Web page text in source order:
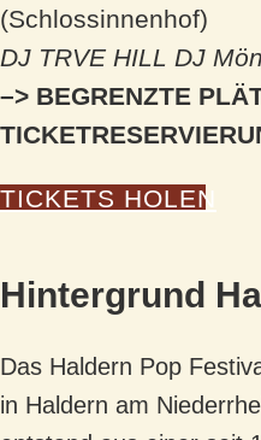
(Schlossinnenhof)
DJ TRVE HILL DJ
–> BEGRENZTE
TICKETS HOLEN
Hintergrund
Das Haldern Pop
in Haldern am